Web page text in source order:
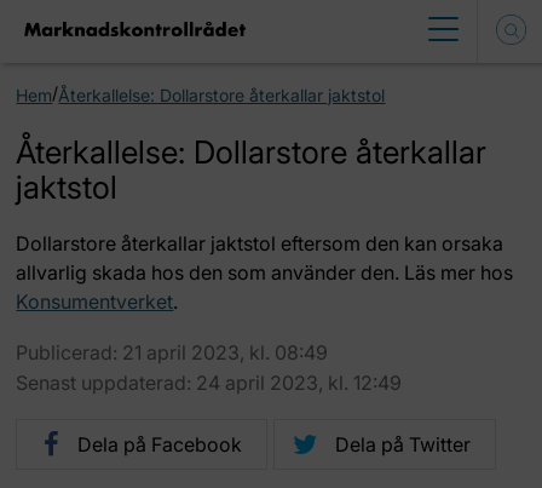
Hem/Återkallelse: Dollarstore återkallar jaktstol
Återkallelse: Dollarstore återkallar
jaktstol
Dollarstore återkallar jaktstol eftersom den kan orsaka
allvarlig skada hos den som använder den. Läs mer hos
Konsumentverket.
Publicerad: 21 april 2023, kl. 08:49
Senast uppdaterad: 24 april 2023, kl. 12:49
Dela på Facebook Dela på Twitter